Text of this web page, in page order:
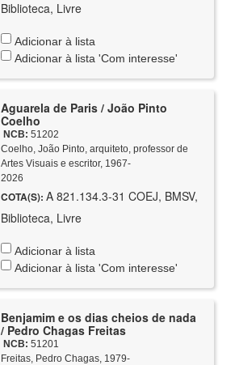
Biblioteca, Livre
Adicionar à lista
Adicionar à lista 'Com interesse'
Aguarela de Paris / João Pinto
Coelho
NCB: 51202
Coelho, João Pinto, arquiteto, professor de
Artes Visuais e escritor, 1967-
2026
COTA(S): A 821.134.3-31 COEJ, BMSV,
Biblioteca, Livre
Adicionar à lista
Adicionar à lista 'Com interesse'
Benjamim e os dias cheios de nada
/ Pedro Chagas Freitas
NCB: 51201
Freitas, Pedro Chagas, 1979-